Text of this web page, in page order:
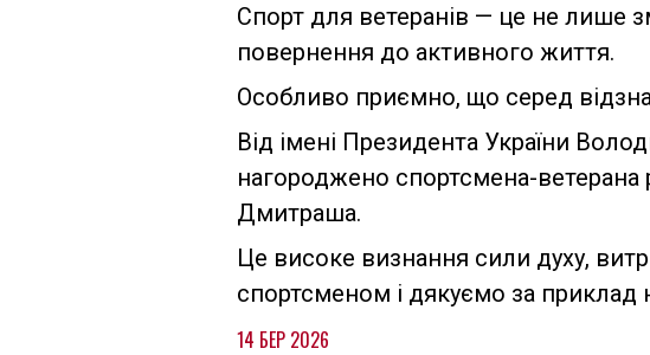
Спорт для ветеранів — це не лише
повернення до активного життя.
Особливо приємно, що серед
Від імені Президента України
нагороджено спортсмена-ветерана
Дмитраша.
Це високе визнання сили духу,
спортсменом і дякуємо за
14 БЕР 2026